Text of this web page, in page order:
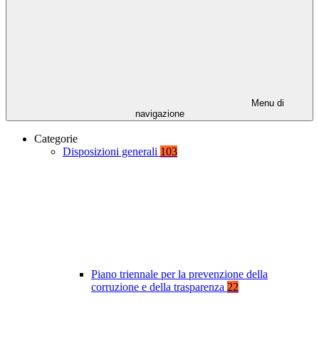
Menu di
navigazione
Categorie
Disposizioni generali 103
Piano triennale per la prevenzione della
corruzione e della trasparenza 22